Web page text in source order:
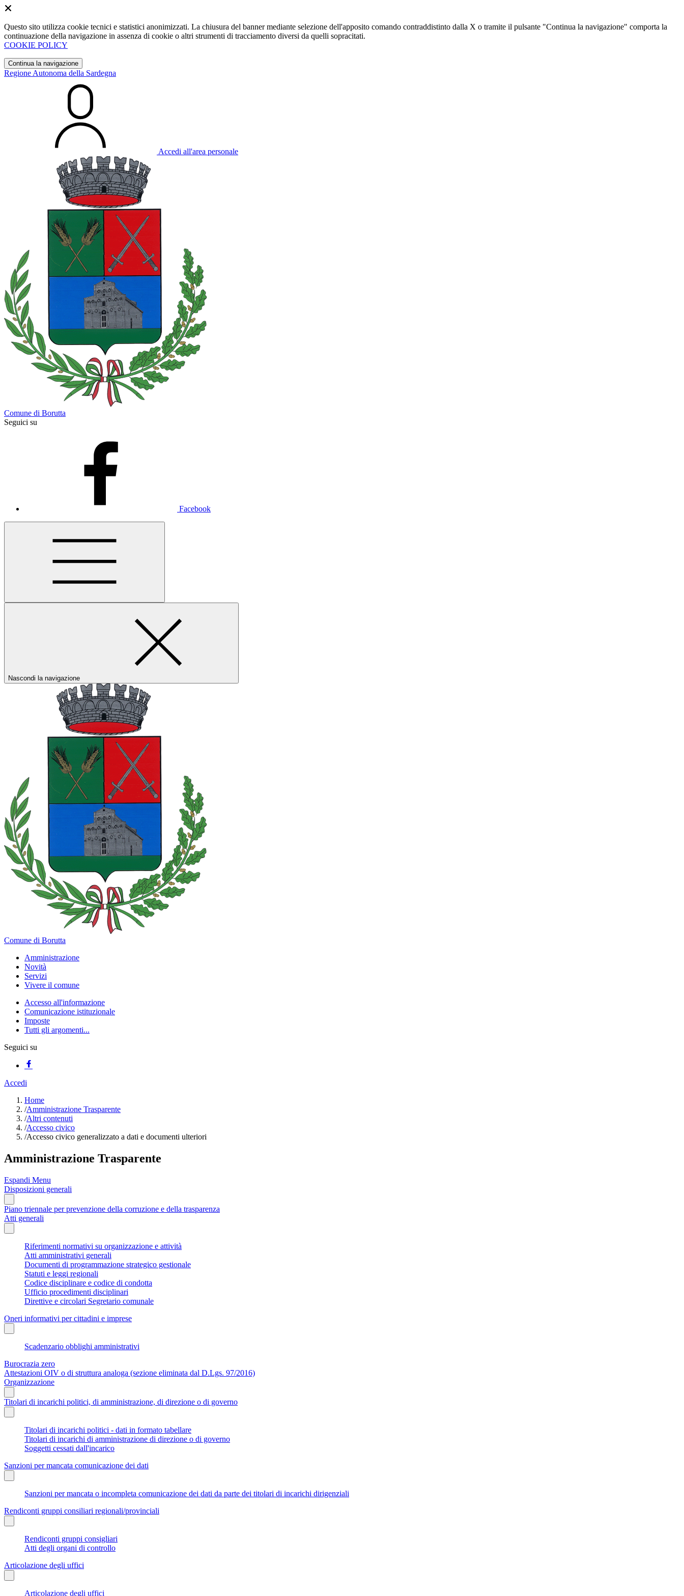
Questo sito utilizza cookie tecnici e statistici anonimizzati. La chiusura del banner mediante selezione dell'apposito comando contraddistinto dalla X o tramite il pulsante "Continua la navigazione" comporta la
continuazione della navigazione in assenza di cookie o altri strumenti di tracciamento diversi da quelli sopracitati.
COOKIE POLICY
Continua la navigazione
Regione Autonoma della Sardegna
Accedi all'area personale
Comune di Borutta
Seguici su
Facebook
Nascondi la navigazione
Comune di Borutta
Amministrazione
Novità
Servizi
Vivere il comune
Accesso all'informazione
Comunicazione istituzionale
Imposte
Tutti gli argomenti...
Seguici su
Accedi
Home
/Amministrazione Trasparente
/Altri contenuti
/Accesso civico
/Accesso civico generalizzato a dati e documenti ulteriori
Amministrazione Trasparente
Espandi Menu
Disposizioni generali
Piano triennale per prevenzione della corruzione e della trasparenza
Atti generali
Riferimenti normativi su organizzazione e attività
Atti amministrativi generali
Documenti di programmazione strategico gestionale
Statuti e leggi regionali
Codice disciplinare e codice di condotta
Ufficio procedimenti disciplinari
Direttive e circolari Segretario comunale
Oneri informativi per cittadini e imprese
Scadenzario obblighi amministrativi
Burocrazia zero
Attestazioni OIV o di struttura analoga (sezione eliminata dal D.Lgs. 97/2016)
Organizzazione
Titolari di incarichi politici, di amministrazione, di direzione o di governo
Titolari di incarichi politici - dati in formato tabellare
Titolari di incarichi di amministrazione di direzione o di governo
Soggetti cessati dall'incarico
Sanzioni per mancata comunicazione dei dati
Sanzioni per mancata o incompleta comunicazione dei dati da parte dei titolari di incarichi dirigenziali
Rendiconti gruppi consiliari regionali/provinciali
Rendiconti gruppi consigliari
Atti degli organi di controllo
Articolazione degli uffici
Articolazione degli uffici